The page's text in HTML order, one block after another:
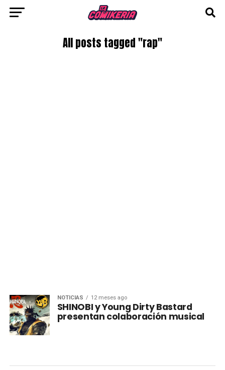
All posts tagged "rap"
NOTICIAS 12 meses ago
SHINOBI y Young Dirty Bastard
presentan colaboración musical